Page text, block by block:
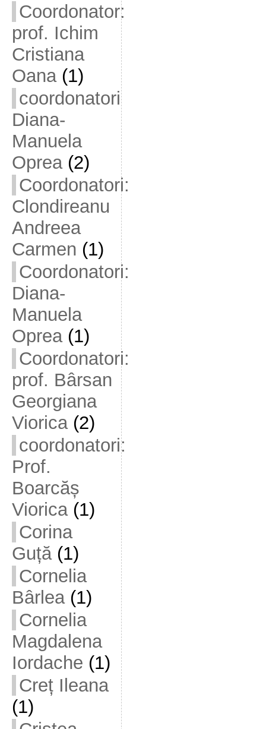
Coordonator:
prof. Ichim
Cristiana
Oana(1)
coordonatori
Diana-
Manuela
Oprea(2)
Coordonatori:
Clondireanu
Andreea
Carmen (1)
Coordonatori:
Diana-
Manuela
Oprea(1)
Coordonatori:
prof. Bârsan
Georgiana
Viorica(2)
coordonatori:
Prof.
Boarcăș
Viorica(1)
Corina
Guță(1)
Cornelia
Bârlea(1)
Cornelia
Magdalena
Iordache (1)
Creț Ileana
(1)